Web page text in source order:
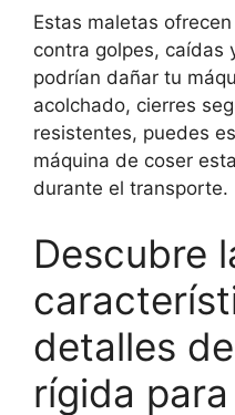
Estas maletas
contra golpes, caídas
podrían dañar tu
acolchado, cierres
resistentes, puedes
máquina de coser
durante el transporte.
Descubre
detalles
rígida